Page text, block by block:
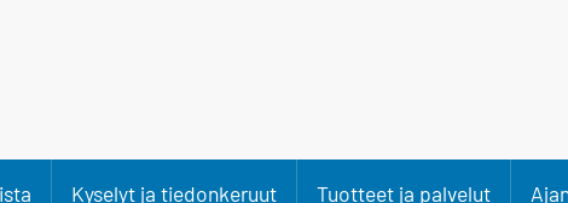
Kyselyt ja tiedonkeruut Tuotteet ja palvelut